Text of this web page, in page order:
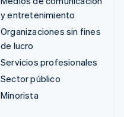
y entretenimiento
Organizaciones sin fines
de lucro
Servicios profesionales
Sector público
Minorista